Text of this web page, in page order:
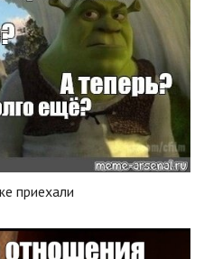
приехали